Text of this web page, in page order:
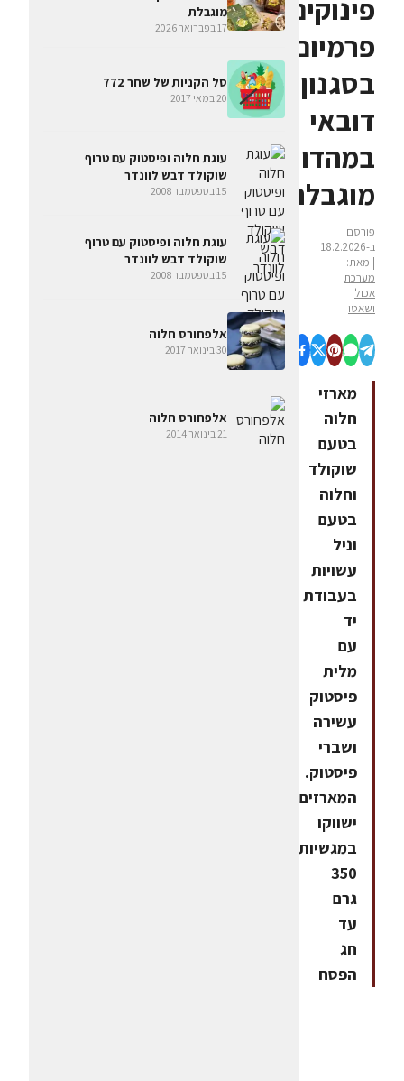
פינוקים
פרמיום
בסגנון
דובאי
במהדורה
מוגבלת
פורסם
ב-18.2.2026
| מאת:
מערכת
אכול
ושאטו
מארזי
חלוה
בטעם
שוקולד
וחלוה
בטעם
וניל
עשויות
בעבודת
יד
עם
מלית
פיסטוק
עשירה
ושברי
פיסטוק.
המארזים
ישווקו
במגשיות
350
גרם
עד
חג
הפסח
מוגבלת
17 בפברואר 2026
סל הקניות של שחר 772
20 במאי 2017
עוגת חלוה ופיסטוק עם טרוף
שוקולד דבש לוונדר
15 בספטמבר 2008
עוגת חלוה ופיסטוק עם טרוף
שוקולד דבש לוונדר
15 בספטמבר 2008
אלפחורס חלוה
30 בינואר 2017
אלפחורס חלוה
21 בינואר 2014